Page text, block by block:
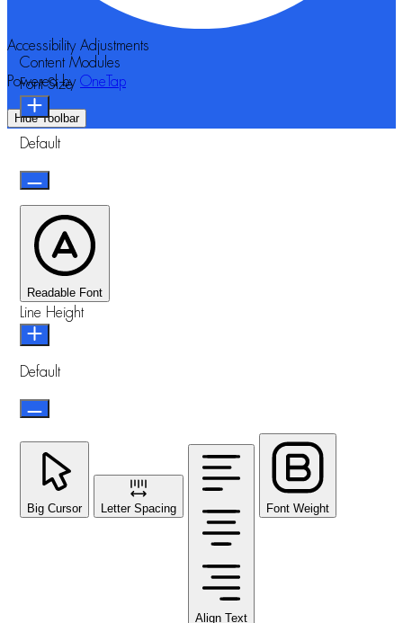
Accessibility Adjustments
Powered by OneTap
Hide Toolbar
Content Modules
Font Size
Default
Readable Font
Line Height
Default
Big Cursor Letter Spacing
Align Text
Font Weight